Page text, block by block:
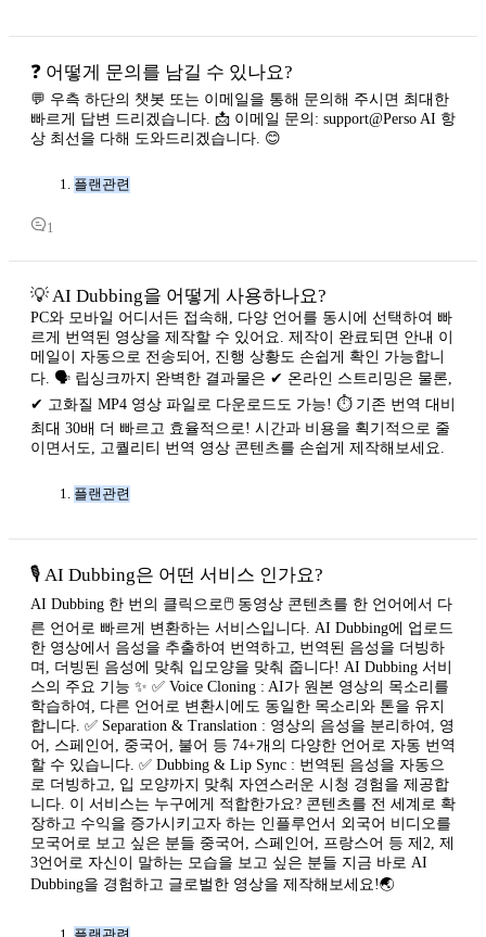
❓ 어떻게 문의를 남길 수 있나요?
💬 우측 하단의 챗봇 또는 이메일을 통해 문의해 주시면 최대한
빠르게 답변 드리겠습니다. 📩 이메일 문의: support@Perso AI 항
상 최선을 다해 도와드리겠습니다. 😊
플랜관련
1
💡 AI Dubbing을 어떻게 사용하나요?
PC와 모바일 어디서든 접속해, 다양 언어를 동시에 선택하여 빠
르게 번역된 영상을 제작할 수 있어요. 제작이 완료되면 안내 이
메일이 자동으로 전송되어, 진행 상황도 손쉽게 확인 가능합니
다. 🗣️ 립싱크까지 완벽한 결과물은 ✔ 온라인 스트리밍은 물론,
✔ 고화질 MP4 영상 파일로 다운로드도 가능! ⏱️ 기존 번역 대비
최대 30배 더 빠르고 효율적으로! 시간과 비용을 획기적으로 줄
이면서도, 고퀄리티 번역 영상 콘텐츠를 손쉽게 제작해보세요.
플랜관련
🎙️ AI Dubbing은 어떤 서비스 인가요?
AI Dubbing 한 번의 클릭으로🖱 동영상 콘텐츠를 한 언어에서 다
른 언어로 빠르게 변환하는 서비스입니다. AI Dubbing에 업로드
한 영상에서 음성을 추출하여 번역하고, 번역된 음성을 더빙하
며, 더빙된 음성에 맞춰 입모양을 맞춰 줍니다! AI Dubbing 서비
스의 주요 기능 ✨ ✅ Voice Cloning : AI가 원본 영상의 목소리를
학습하여, 다른 언어로 변환시에도 동일한 목소리와 톤을 유지
합니다. ✅ Separation & Translation : 영상의 음성을 분리하여, 영
어, 스페인어, 중국어, 불어 등 74+개의 다양한 언어로 자동 번역
할 수 있습니다. ✅ Dubbing & Lip Sync : 번역된 음성을 자동으
로 더빙하고, 입 모양까지 맞춰 자연스러운 시청 경험을 제공합
니다. 이 서비스는 누구에게 적합한가요? 콘텐츠를 전 세계로 확
장하고 수익을 증가시키고자 하는 인플루언서 외국어 비디오를
모국어로 보고 싶은 분들 중국어, 스페인어, 프랑스어 등 제2, 제
3언어로 자신이 말하는 모습을 보고 싶은 분들 지금 바로 AI
Dubbing을 경험하고 글로벌한 영상을 제작해보세요!🌏